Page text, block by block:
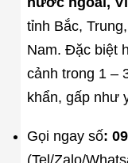
tỉnh Bắc,
Nam. Đặc biệt
cảnh trong 1 –
khẩn, gấp như
Gọi ngay số:
(Tel/Zalo/